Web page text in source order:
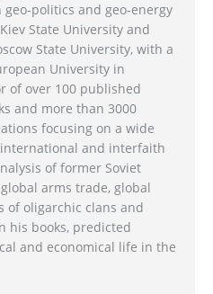
geo-politics and geo-energy
State University and
State University, with a
University in
of over 100 published
and more than 3000
focusing on a wide
and interfaith
of former Soviet
arms trade, global
of oligarchic clans and
his books, predicted
and economical life in the